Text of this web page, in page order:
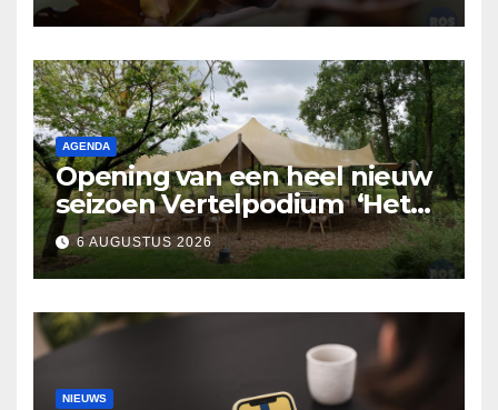
AGENDA
Opening van een heel nieuw
seizoen Vertelpodium ‘Het
Lopende Vuur’. Landelijke
verhalen in Bomentuin D’n
Hooidonk
6 AUGUSTUS 2026
NIEUWS